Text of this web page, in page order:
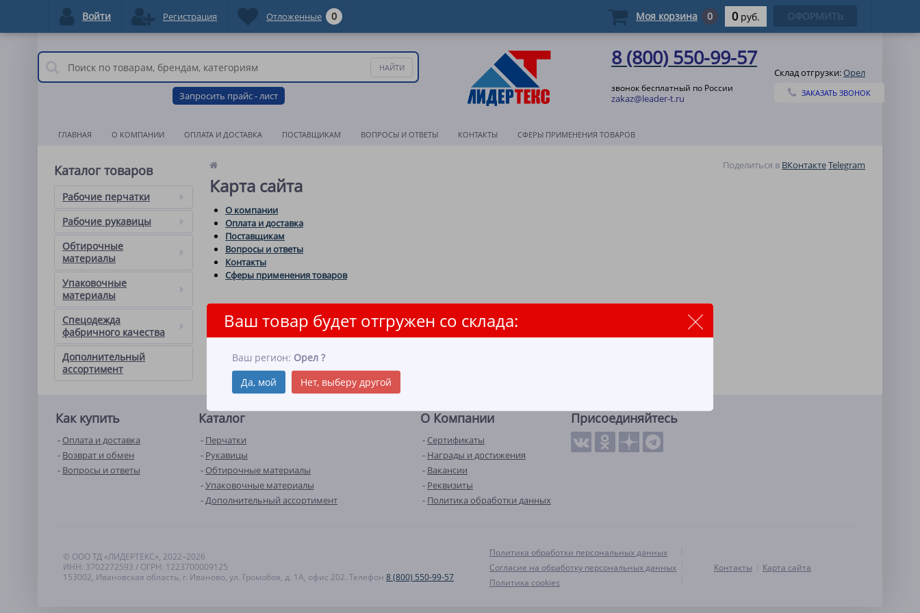
Запросить прайс - лист
8 (800) 550-99-57
звонок бесплатный по России
zakaz@leader-t.ru
Склад отгрузки:Орел
Ваш товар будет отгружен со склада:
Ваш регион: Орел ?
Да, мой
Нет, выберу другой
ЗАКАЗАТЬ ЗВОНОК
ГЛАВНАЯ О КОМПАНИИ ОПЛАТА И ДОСТАВКА ПОСТАВЩИКАМ ВОПРОСЫ И ОТВЕТЫ КОНТАКТЫ СФЕРЫ ПРИМЕНЕНИЯ ТОВАРОВ
Каталог товаров
Рабочие перчатки
Рабочие рукавицы
Обтирочные
материалы
Упаковочные
материалы
Спецодежда
фабричного качества
Дополнительный
ассортимент
Поделиться в ВКонтактеTelegram
Карта сайта
О компании
Оплата и доставка
Поставщикам
Вопросы и ответы
Контакты
Сферы применения товаров
Как купить
Оплата и доставка
Возврат и обмен
Вопросы и ответы
Каталог
Перчатки
Рукавицы
Обтирочные материалы
Упаковочные материалы
Дополнительный ассортимент
О Компании
Сертификаты
Награды и достижения
Вакансии
Реквизиты
Политика обработки данных
Присоединяйтесь
© ООО ТД «ЛИДЕРТЕКС», 2022–2026
ИНН: 3702272593 / ОГРН: 1223700009125
153002, Ивановская область, г. Иваново, ул. Громобоя, д. 1А, офис 202. Телефон 8 (800) 550-99-57
Политика обработки персональных данных
Согласие на обработку персональных данных
Политика cookies
Контакты Карта сайта
Войти Регистрация Отложенные 0 Моя корзина 0 0 руб. ОФОРМИТЬ